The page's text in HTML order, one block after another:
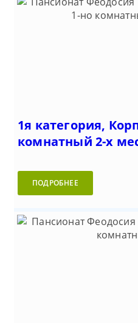
1я категория,
комнатный 2-х
ПОДРОБНЕЕ